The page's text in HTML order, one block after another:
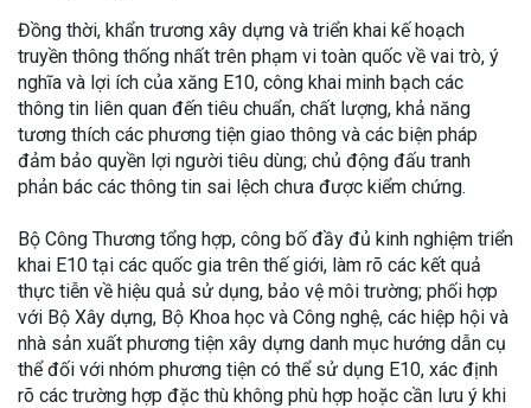
Đồng thời, khẩn trương xây dựng và triển khai kế hoạch
truyền thông thống nhất trên phạm vi toàn quốc về vai trò, ý
nghĩa và lợi ích của xăng E10, công khai minh bạch các
thông tin liên quan đến tiêu chuẩn, chất lượng, khả năng
tương thích các phương tiện giao thông và các biện pháp
đảm bảo quyền lợi người tiêu dùng; chủ động đấu tranh
phản bác các thông tin sai lệch chưa được kiểm chứng.
Bộ Công Thương tổng hợp, công bố đầy đủ kinh nghiệm triển
khai E10 tại các quốc gia trên thế giới, làm rõ các kết quả
thực tiễn về hiệu quả sử dụng, bảo vệ môi trường; phối hợp
với Bộ Xây dựng, Bộ Khoa học và Công nghệ, các hiệp hội và
nhà sản xuất phương tiện xây dựng danh mục hướng dẫn cụ
thể đối với nhóm phương tiện có thể sử dụng E10, xác định
rõ các trường hợp đặc thù không phù hợp hoặc cần lưu ý khi